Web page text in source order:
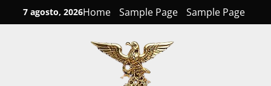
to
7 agosto, 2026Home Sample Page Sample Page